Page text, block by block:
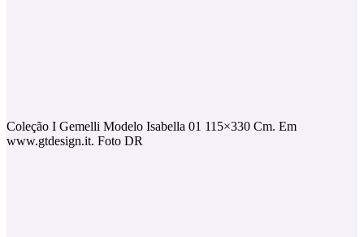
Coleção I Gemelli Modelo Isabella 01 115×330 Cm. Em
www.gtdesign.it. Foto DR